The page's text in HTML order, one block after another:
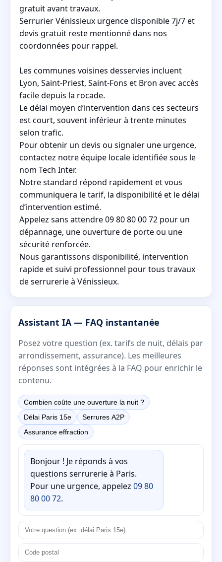
gratuit avant travaux.
Serrurier Vénissieux urgence disponible 7j/7 et
devis gratuit reste mentionné dans nos
coordonnées pour rappel.
Les communes voisines desservies incluent
Lyon, Saint-Priest, Saint-Fons et Bron avec accès
facile depuis la rocade.
Le délai moyen d’intervention dans ces secteurs
est court, souvent inférieur à trente minutes
selon trafic.
Pour obtenir un devis ou signaler une urgence,
contactez notre équipe locale identifiée sous le
nom Tech Inter.
Notre standard répond rapidement et vous
communiquera le tarif, la disponibilité et le délai
d’intervention estimé.
Appelez sans attendre 09 80 80 00 72 pour un
dépannage, une ouverture de porte ou une
sécurité renforcée.
Nous garantissons disponibilité, intervention
rapide et suivi professionnel pour tous travaux
de serrurerie à Vénissieux.
Assistant IA — FAQ instantanée
Posez votre question (ex. tarifs de nuit, délais par
arrondissement, assurance). Les meilleures
réponses sont intégrées à la FAQ pour enrichir le
contenu.
Combien coûte une ouverture la nuit ?
Délai Paris 15e
Serrures A2P
Assurance effraction
Bonjour ! Je réponds à vos
questions serrurerie à Paris.
Pour une urgence, appelez 09 80
80 00 72.